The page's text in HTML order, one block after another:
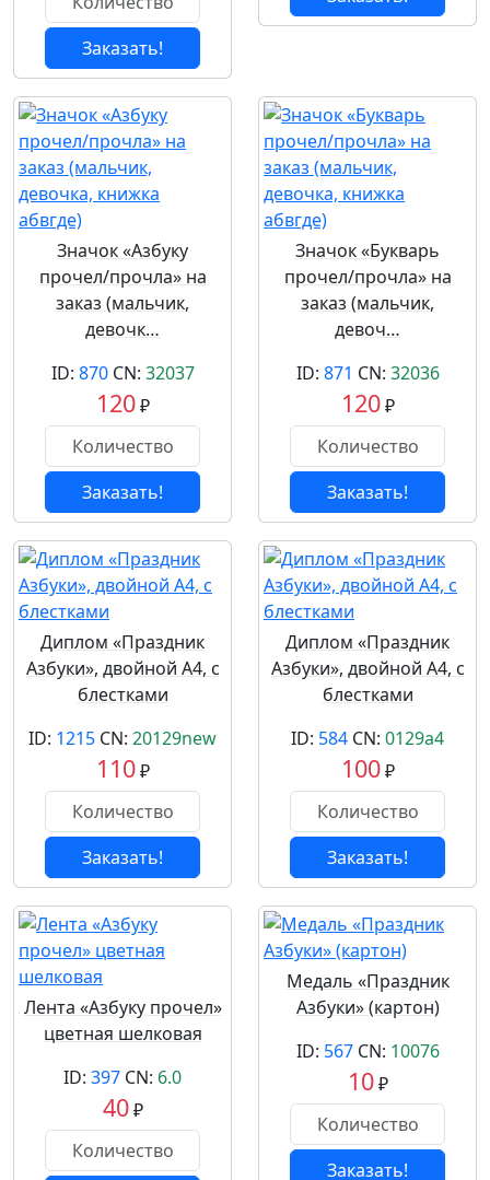
Заказать!
Значок «Азбуку
прочел/прочла» на
заказ (мальчик,
девочк…
ID: 870CN: 32037
120₽
Заказать!
Значок «Букварь
прочел/прочла» на
заказ (мальчик,
девоч…
ID: 871 CN: 32036
120₽
Заказать!
Диплом «Праздник
Азбуки», двойной А4, с
блестками
ID: 1215 CN: 20129new
110₽
Заказать!
Диплом «Праздник
Азбуки», двойной А4, с
блестками
ID: 584 CN: 0129a4
100₽
Заказать!
Лента «Азбуку прочел»
цветная шелковая
ID: 397 CN: 6.0
40₽
Медаль «Праздник
Азбуки» (картон)
ID: 567CN: 10076
10₽
Заказать!